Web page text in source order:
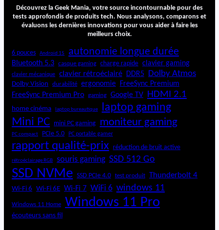
A
u
d
Z
H
3
Découvrez la Geek Mania, votre source incontournable pour des
tests approfondis de produits tech. Nous analysons, comparons et
évaluons les dernières innovations pour vous aider à faire les
meilleurs choix.
6 pouces Android 15 autonomie longue durée
Bluetooth 5.3 casque gaming charge rapide clavier gaming
clavier mécanique clavier rétroéclairé DDR5 Dolby Atmos
Dolby Vision durabilité ergonomie
FreeSync Premium
FreeSync Premium Pro
gaming Google TV HDMI 2.1
home cinéma laptop bureautique laptop gaming
Mini PC mini PC gaming moniteur gaming
PC compact PCIe 5.0 PC portable gamer
rapport qualité-prix réduction de bruit active
rétroéclairage RGB souris gaming SSD 512 Go
SSD NVMe SSD PCIe 4.0 test produit Thunderbolt 4
Wi-Fi 6 Wi-Fi 6E Wi-Fi 7 WiFi 6 windows 11
Windows 11 Home Windows 11 Pro
écouteurs sans fil